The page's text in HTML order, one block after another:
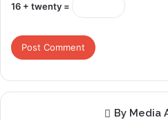
16 + twenty =
By Media